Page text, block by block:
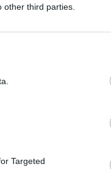
third parties.
Targeted